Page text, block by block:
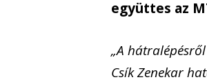
együttes az
„A
Csík Zenekar